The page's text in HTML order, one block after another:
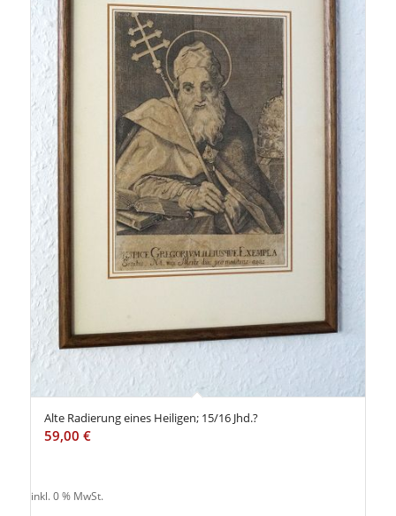
Alte Radierung eines Heiligen; 15/16 Jhd.?
59,00 €
inkl. 0 % MwSt.